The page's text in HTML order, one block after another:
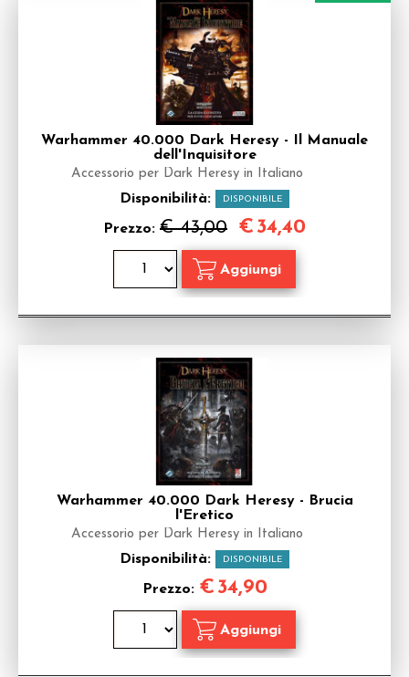
Warhammer 40.000 Dark Heresy - Il Manuale
dell'Inquisitore
Accessorio per Dark Heresy in Italiano
Disponibilità: DISPONIBILE
Prezzo: € 43,00 € 34,40
Warhammer 40.000 Dark Heresy - Brucia
l'Eretico
Accessorio per Dark Heresy in Italiano
Disponibilità: DISPONIBILE
Prezzo: € 34,90